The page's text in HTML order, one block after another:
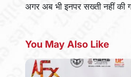
अगर अब भी इनपर सख्ती नहीं की
You May Also Like